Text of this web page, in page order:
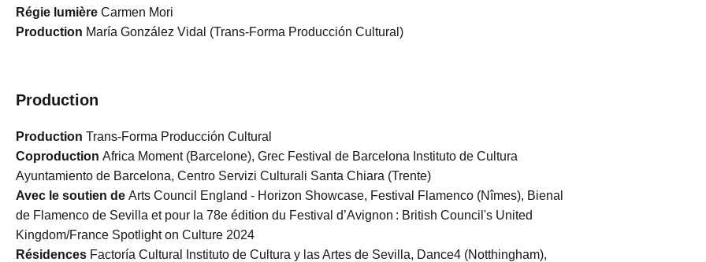
Régie lumièreCarmen Mori
Production María González Vidal (Trans-Forma Producción Cultural)
Production
Production Trans-Forma Producción Cultural
Coproduction Africa Moment (Barcelone), Grec Festival de Barcelona Instituto de Cultura
Ayuntamiento de Barcelona, Centro Servizi Culturali Santa Chiara (Trente)
Avec le soutien de Arts Council England - Horizon Showcase, Festival Flamenco (Nîmes), Bienal
de Flamenco de Sevilla et pour la 78e édition du Festival d’Avignon : British Council's United
Kingdom/France Spotlight on Culture 2024
Résidences Factoría Cultural Instituto de Cultura y las Artes de Sevilla, Dance4 (Notthingham),